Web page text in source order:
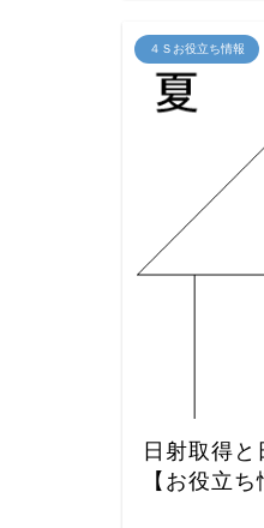
４Ｓお役立ち情報
日射取得
【お役立